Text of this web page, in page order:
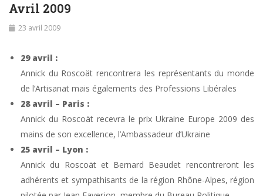
Avril 2009
23 avril 2009
29 avril :
Annick du Roscoät rencontrera les représentants du monde
de l’Artisanat mais égalements des Professions Libérales
28 avril – Paris :
Annick du Roscoät recevra le prix Ukraine Europe 2009 des
mains de son excellence, l’Ambassadeur d’Ukraine
25 avril – Lyon :
Annick du Roscoät et Bernard Beaudet rencontreront les
adhérents et sympathisants de la région Rhône-Alpes, région